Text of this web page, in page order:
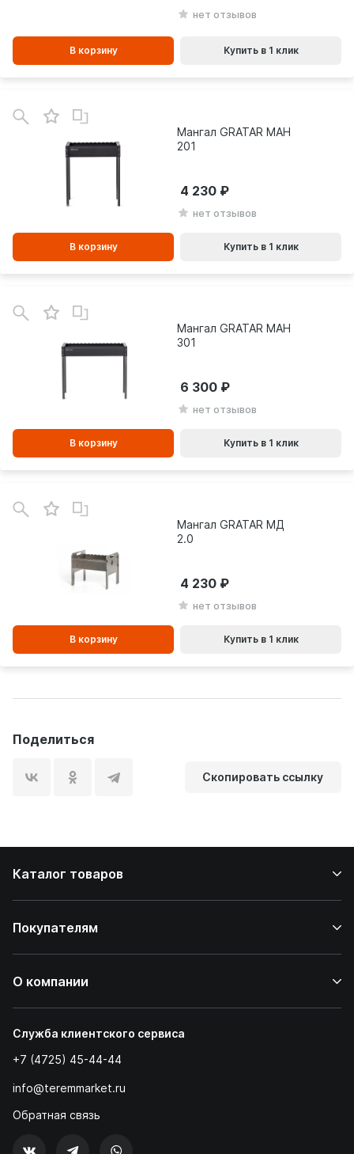
нет отзывов
В корзину Купить в 1 клик
Мангал GRATAR МАН
201
нет отзывов
4 230
В корзину Купить в 1 клик
Мангал GRATAR МАН
301
нет отзывов
6 300
В корзину Купить в 1 клик
Мангал GRATAR МД
2.0
нет отзывов
4 230
В корзину Купить в 1 клик
Поделиться
Скопировать ссылку
Каталог товаров
Покупателям
О компании
Служба клиентского сервиса
+7 (4725) 45-44-44
info@teremmarket.ru
Обратная связь